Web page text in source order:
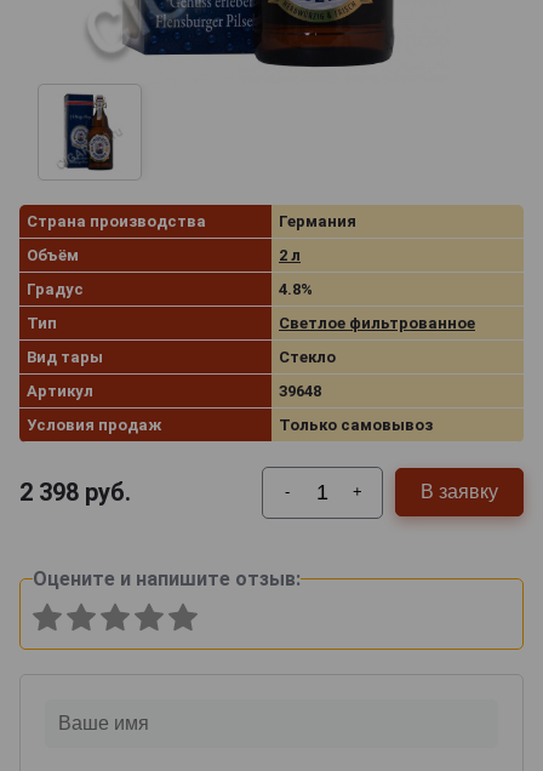
Страна производства
Германия
Объём
2 л
Градус
4.8%
Тип
Светлое фильтрованное
Вид тары
Стекло
Артикул
39648
Условия продаж
Только самовывоз
2 398 руб. - + В заявку
Оцените и напишите отзыв: